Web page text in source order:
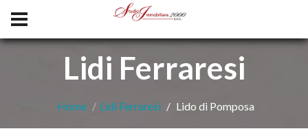
Lidi Ferraresi
Home Lidi Ferraresi Lido di Pomposa